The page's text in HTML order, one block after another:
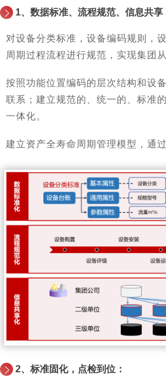
1、数据标准、流程规范、信息共享
对设备分类标准，设备编码规则，
周期过程流程进行规范，实现集团
按照功能位置编码的层次结构和设
联系；建立规范的、统一的、标准
一体化。
建立资产全寿命周期管理模型，通
2、 标准固化，点检到位：